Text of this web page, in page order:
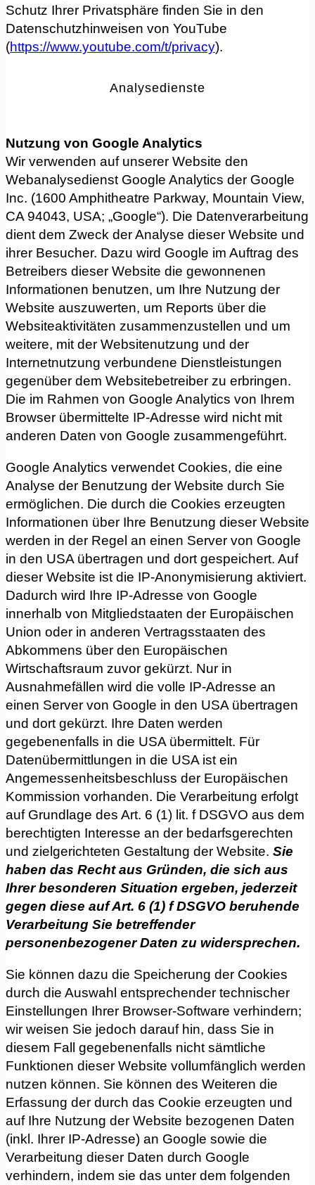
Schutz Ihrer Privatsphäre finden Sie in den
Datenschutzhinweisen von YouTube
(https://www.youtube.com/t/privacy).
Analysedienste
Nutzung von Google Analytics
Wir verwenden auf unserer Website den
Webanalysedienst Google Analytics der Google
Inc. (1600 Amphitheatre Parkway, Mountain View,
CA 94043, USA; „Google“). Die Datenverarbeitung
dient dem Zweck der Analyse dieser Website und
ihrer Besucher. Dazu wird Google im Auftrag des
Betreibers dieser Website die gewonnenen
Informationen benutzen, um Ihre Nutzung der
Website auszuwerten, um Reports über die
Websiteaktivitäten zusammenzustellen und um
weitere, mit der Websitenutzung und der
Internetnutzung verbundene Dienstleistungen
gegenüber dem Websitebetreiber zu erbringen.
Die im Rahmen von Google Analytics von Ihrem
Browser übermittelte IP-Adresse wird nicht mit
anderen Daten von Google zusammengeführt.
Google Analytics verwendet Cookies, die eine
Analyse der Benutzung der Website durch Sie
ermöglichen. Die durch die Cookies erzeugten
Informationen über Ihre Benutzung dieser Website
werden in der Regel an einen Server von Google
in den USA übertragen und dort gespeichert. Auf
dieser Website ist die IP-Anonymisierung aktiviert.
Dadurch wird Ihre IP-Adresse von Google
innerhalb von Mitgliedstaaten der Europäischen
Union oder in anderen Vertragsstaaten des
Abkommens über den Europäischen
Wirtschaftsraum zuvor gekürzt. Nur in
Ausnahmefällen wird die volle IP-Adresse an
einen Server von Google in den USA übertragen
und dort gekürzt. Ihre Daten werden
gegebenenfalls in die USA übermittelt. Für
Datenübermittlungen in die USA ist ein
Angemessenheitsbeschluss der Europäischen
Kommission vorhanden. Die Verarbeitung erfolgt
auf Grundlage des Art. 6 (1) lit. f DSGVO aus dem
berechtigten Interesse an der bedarfsgerechten
und zielgerichteten Gestaltung der Website. Sie
haben das Recht aus Gründen, die sich aus
Ihrer besonderen Situation ergeben, jederzeit
gegen diese auf Art. 6 (1) f DSGVO beruhende
Verarbeitung Sie betreffender
personenbezogener Daten zu widersprechen.
Sie können dazu die Speicherung der Cookies
durch die Auswahl entsprechender technischer
Einstellungen Ihrer Browser-Software verhindern;
wir weisen Sie jedoch darauf hin, dass Sie in
diesem Fall gegebenenfalls nicht sämtliche
Funktionen dieser Website vollumfänglich werden
nutzen können. Sie können des Weiteren die
Erfassung der durch das Cookie erzeugten und
auf Ihre Nutzung der Website bezogenen Daten
(inkl. Ihrer IP-Adresse) an Google sowie die
Verarbeitung dieser Daten durch Google
verhindern, indem sie das unter dem folgenden